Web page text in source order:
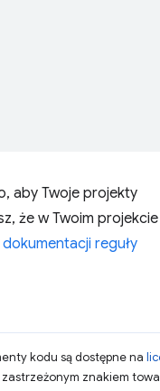
aby Twoje projekty
że w Twoim projekcie
dokumentacji reguły
kodu są dostępne na
zastrzeżonym znakiem